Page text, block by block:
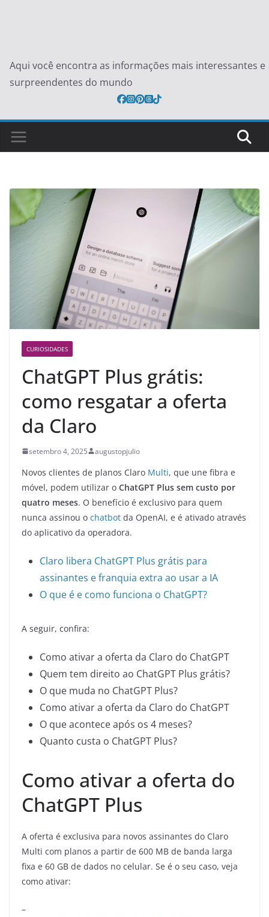
Aqui você encontra as informações mais interessantes e
surpreendentes do mundo
CURIOSIDADES
ChatGPT Plus grátis:
como resgatar a oferta
da Claro
setembro 4, 2025 augustopjulio
Novos clientes de planos Claro Multi, que une fibra e
móvel, podem utilizar o ChatGPT Plus sem custo por
quatro meses. O benefício é exclusivo para quem
nunca assinou o chatbot da OpenAI, e é ativado através
do aplicativo da operadora.
Claro libera ChatGPT Plus grátis para
assinantes e franquia extra ao usar a IA
O que é e como funciona o ChatGPT?
A seguir, confira:
Como ativar a oferta da Claro do ChatGPT
Quem tem direito ao ChatGPT Plus grátis?
O que muda no ChatGPT Plus?
Como ativar a oferta da Claro do ChatGPT
O que acontece após os 4 meses?
Quanto custa o ChatGPT Plus?
Como ativar a oferta do
ChatGPT Plus
A oferta é exclusiva para novos assinantes do Claro
Multi com planos a partir de 600 MB de banda larga
fixa e 60 GB de dados no celular. Se é o seu caso, veja
como ativar:
–